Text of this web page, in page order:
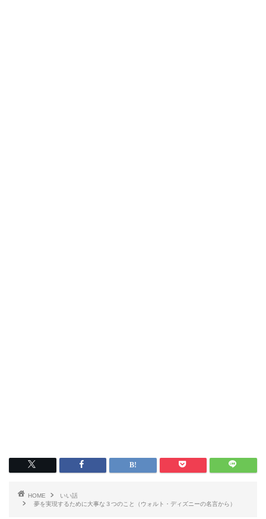
HOME
いい話
夢を実現するために大事な３つのこと（ウォルト・ディズニーの名言から）